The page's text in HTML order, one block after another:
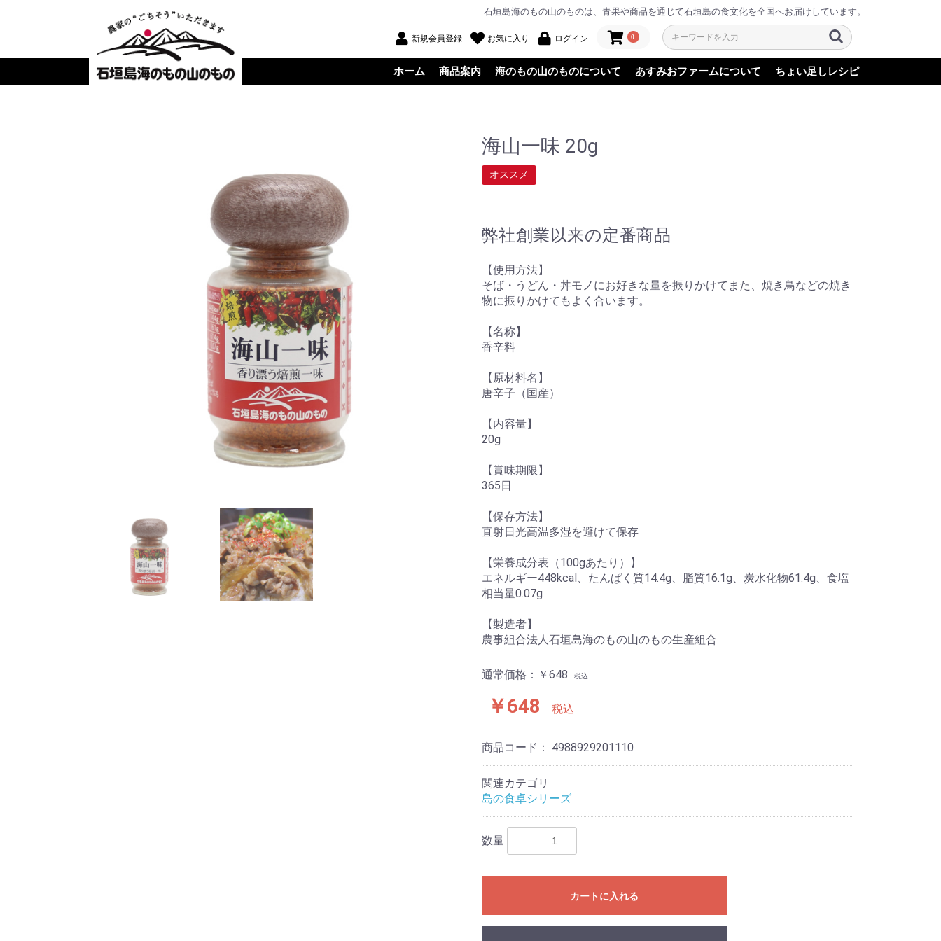
石垣島海のもの山のものは、青果や商品を通じて石垣島の食文化を全国へお届けしています。
新規会員登録 お気に入り ログイン 0
ホーム 商品案内 海のもの山のものについて あすみおファームについて ちょい足しレシピ
海山一味 20g
オススメ
弊社創業以来の定番商品
【使用方法】
そば・うどん・丼モノにお好きな量を振りかけてまた、焼き鳥などの焼き
物に振りかけてもよく合います。
【名称】
香辛料
【原材料名】
唐辛子（国産）
【内容量】
20g
【賞味期限】
365日
【保存方法】
直射日光高温多湿を避けて保存
【栄養成分表（100gあたり）】
エネルギー448kcal、たんぱく質14.4g、脂質16.1g、炭水化物61.4g、食塩
相当量0.07g
【製造者】
農事組合法人石垣島海のもの山のもの生産組合
通常価格：￥648 税込
￥648 税込
商品コード： 4988929201110
関連カテゴリ
島の食卓シリーズ
数量
カートに入れる